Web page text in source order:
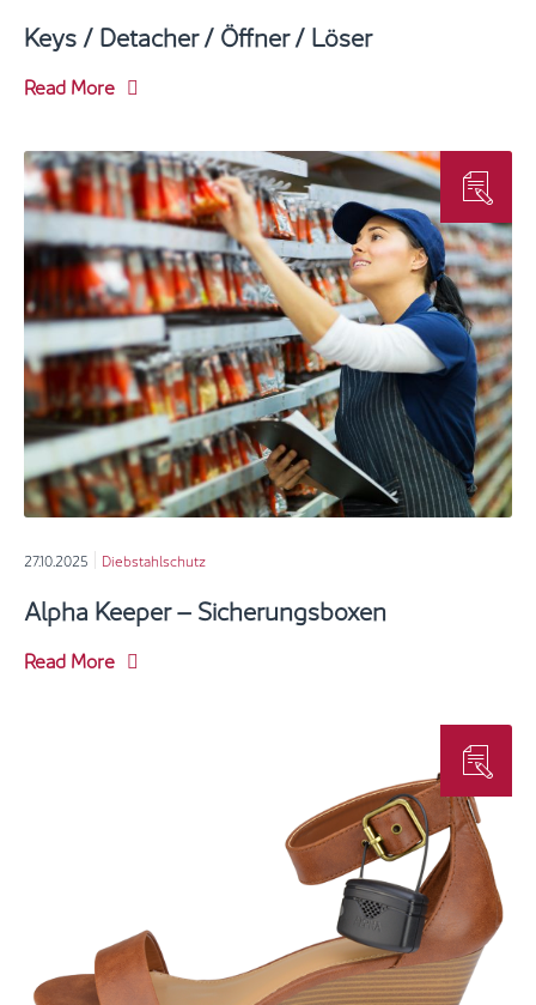
Keys / Detacher / Öffner / Löser
Read More
27.10.2025 Diebstahlschutz
Alpha Keeper – Sicherungsboxen
Read More